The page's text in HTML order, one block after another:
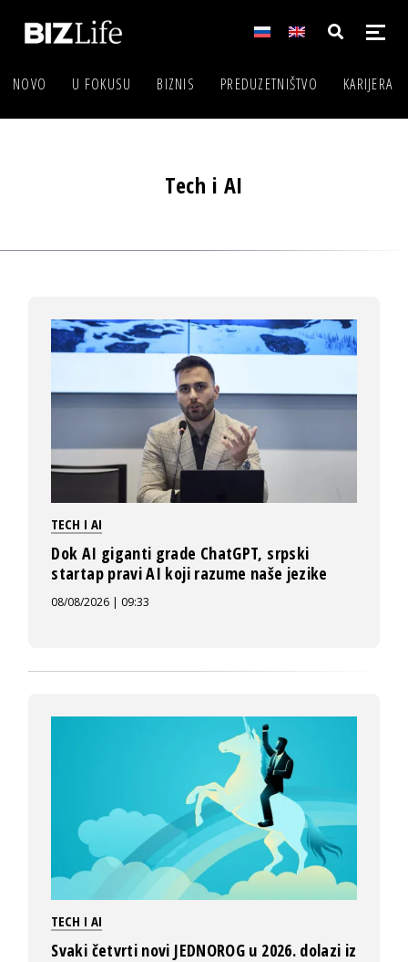
NOVO U FOKUSU BIZNIS PREDUZETNIŠTVO KARIJERA
Tech i AI
TECH I AI
Dok AI giganti grade ChatGPT, srpski
startap pravi AI koji razume naše jezike
08/08/2026 | 09:33
TECH I AI
Svaki četvrti novi JEDNOROG u 2026. dolazi iz